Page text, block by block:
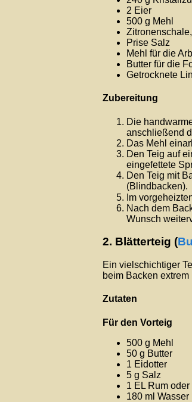
2 Eier
500 g Mehl
Prise Salz
Mehl für die
Butter für die
Getrocknete
Zubereitung
Die
anschließend
Das Mehl
Den Teig auf
eingefettete
Den Teig mit
(Blindbacken).
Im
Nach dem
Wunsch
2. Blätterteig (
Ein vielschichtiger
beim Backen extrem
Zutaten
Für den Vorteig
500 g Mehl
50 g Butter
1 Eidotter
5 g Salz
1 EL Rum oder
180 ml Wasser